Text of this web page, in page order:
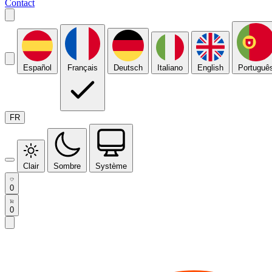
Contact
Español Français Deutsch Italiano English
FR
Clair Sombre Système
0
0